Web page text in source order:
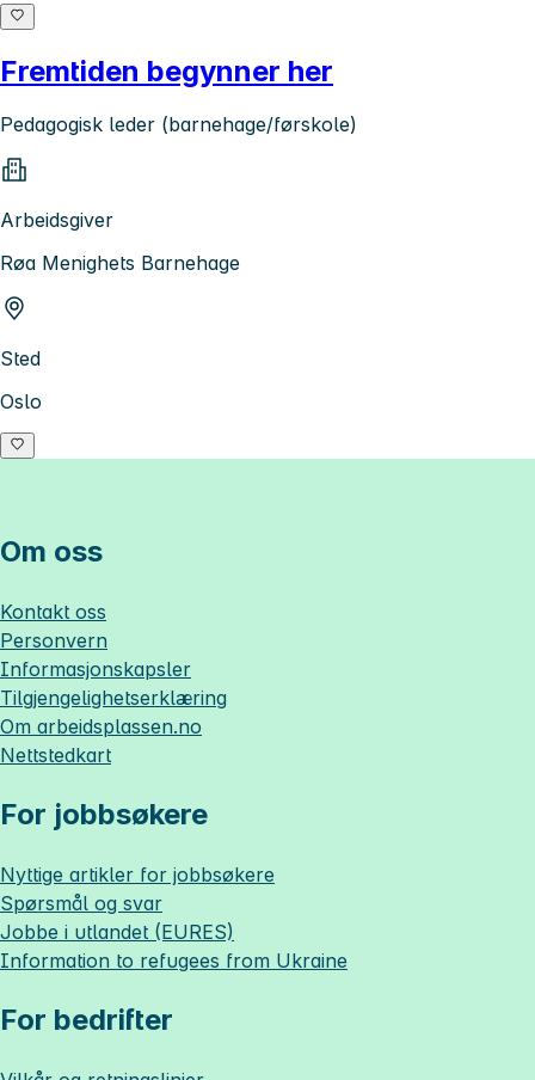
Fremtiden begynner her
Pedagogisk leder (barnehage/førskole)
Arbeidsgiver
Røa Menighets Barnehage
Sted
Oslo
Om oss
Kontakt oss
Personvern
Informasjonskapsler
Tilgjengelighetserklæring
Om arbeidsplassen.no
Nettstedkart
For jobbsøkere
Nyttige artikler for jobbsøkere
Spørsmål og svar
Jobbe i utlandet (EURES)
Information to refugees from Ukraine
For bedrifter